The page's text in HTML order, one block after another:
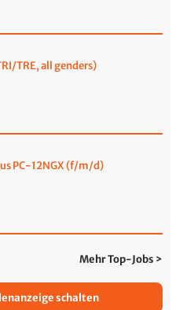
TRE, all genders)
PC-12NGX (f/m/d)
Mehr Top-Jobs >
schalten